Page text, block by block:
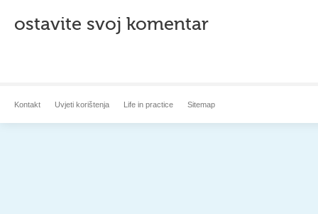
ostavite svoj komentar
Kontakt Uvjeti korištenja Life in practice Sitemap